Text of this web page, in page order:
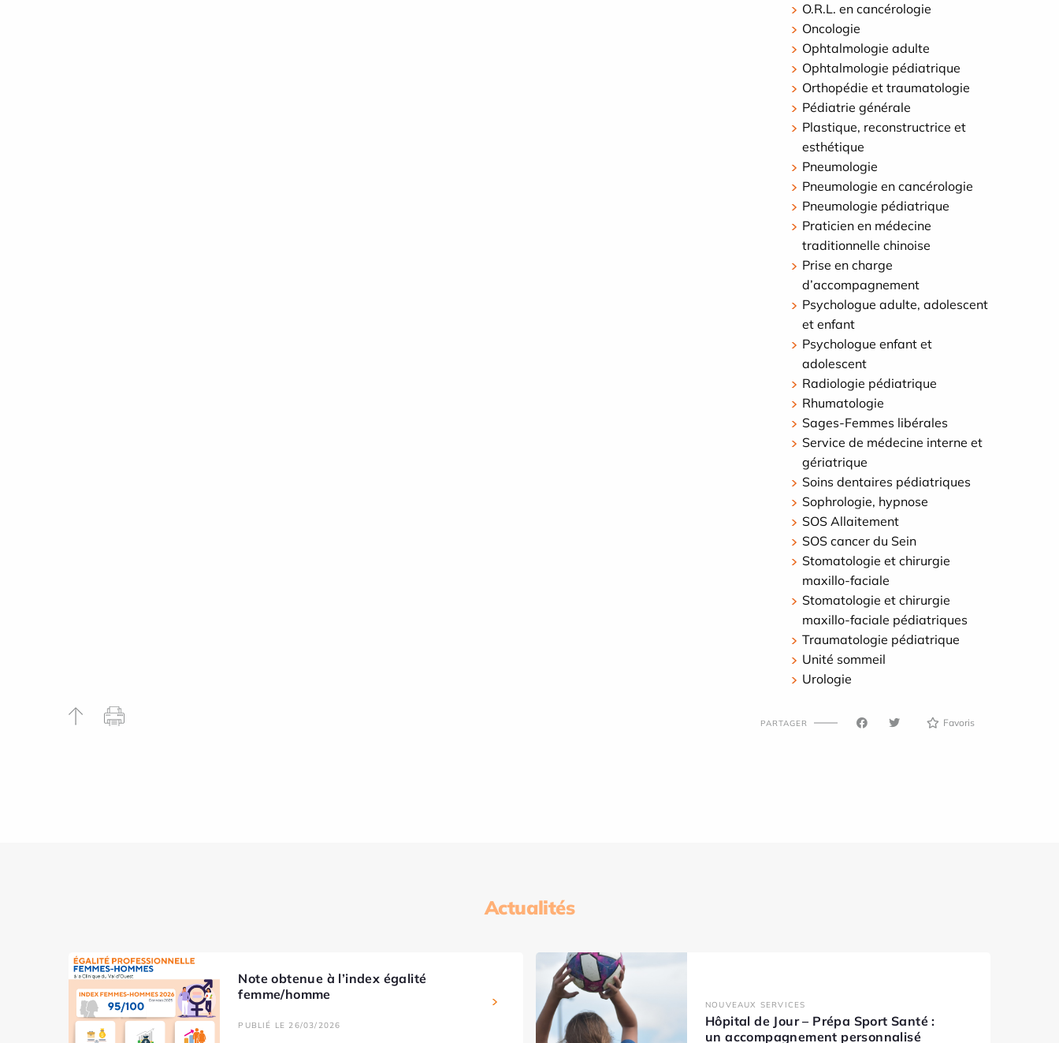
O.R.L. en cancérologie
Oncologie
Ophtalmologie adulte
Ophtalmologie pédiatrique
Orthopédie et traumatologie
Pédiatrie générale
Plastique, reconstructrice et
esthétique
Pneumologie
Pneumologie en cancérologie
Pneumologie pédiatrique
Praticien en médecine
traditionnelle chinoise
Prise en charge
d’accompagnement
Psychologue adulte, adolescent
et enfant
Psychologue enfant et
adolescent
Radiologie pédiatrique
Rhumatologie
Sages-Femmes libérales
Service de médecine interne et
gériatrique
Soins dentaires pédiatriques
Sophrologie, hypnose
SOS Allaitement
SOS cancer du Sein
Stomatologie et chirurgie
maxillo-faciale
Stomatologie et chirurgie
maxillo-faciale pédiatriques
Traumatologie pédiatrique
Unité sommeil
Urologie
PARTAGER Favoris
Actualités
Note obtenue à l’index égalité
femme/homme
PUBLIÉ LE 26/03/2026
NOUVEAUX SERVICES
Hôpital de Jour – Prépa Sport Santé :
un accompagnement personnalisé